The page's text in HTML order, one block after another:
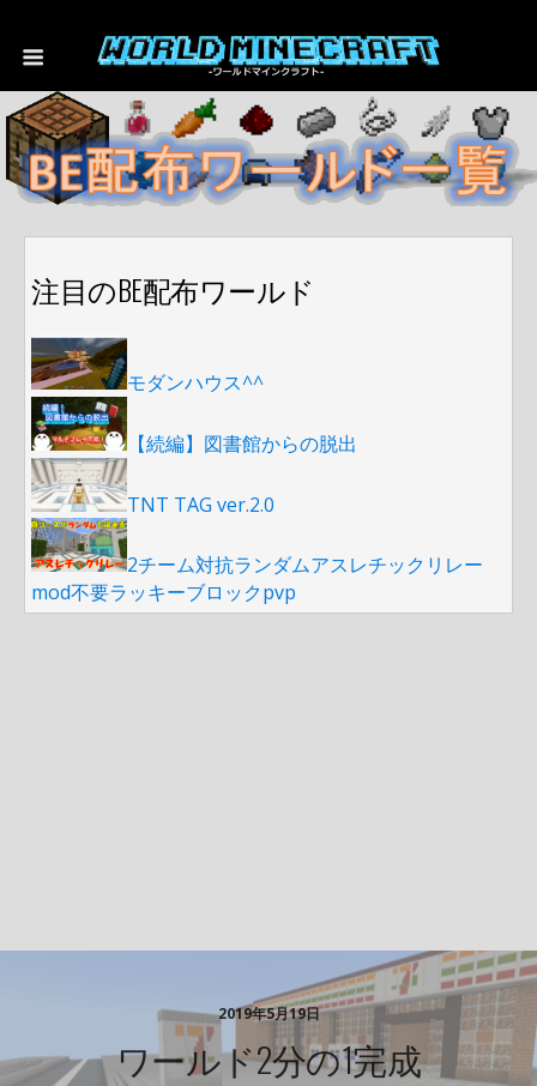
注目のBE配布ワールド
モダンハウス^^
【続編】図書館からの脱出
TNT TAG ver.2.0
2チーム対抗ランダムアスレチックリレー
mod不要ラッキーブロックpvp
2019年5月19日
ワールド2分の1完成